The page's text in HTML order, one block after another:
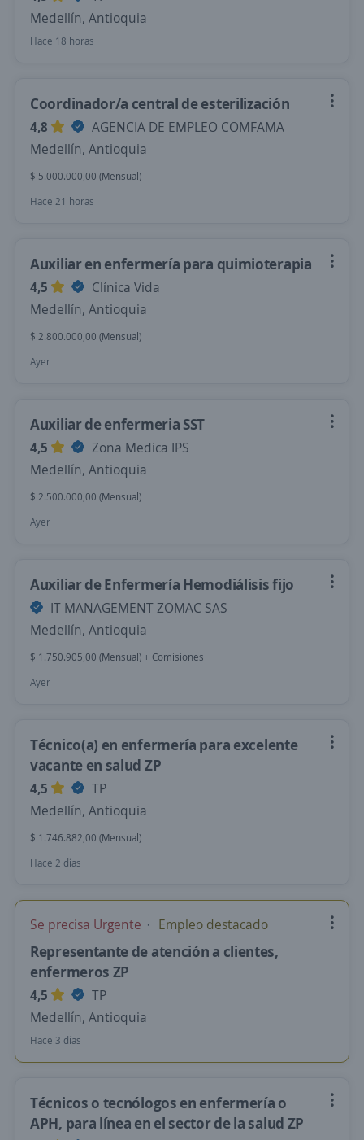
Medellín, Antioquia
Hace 18 horas
Coordinador/a central de esterilización
4,8
AGENCIA DE EMPLEO COMFAMA
Medellín, Antioquia
$ 5.000.000,00 (Mensual)
Hace 21 horas
Auxiliar en enfermería para quimioterapia
4,5
Clínica Vida
Medellín, Antioquia
$ 2.800.000,00 (Mensual)
Ayer
Auxiliar de enfermeria SST
4,5
Zona Medica IPS
Medellín, Antioquia
$ 2.500.000,00 (Mensual)
Ayer
Auxiliar de Enfermería Hemodiálisis fijo
IT MANAGEMENT ZOMAC SAS
Medellín, Antioquia
$ 1.750.905,00 (Mensual) + Comisiones
Ayer
Técnico(a) en enfermería para excelente
vacante en salud ZP
4,5
TP
Medellín, Antioquia
$ 1.746.882,00 (Mensual)
Hace 2 días
Se precisa Urgente Empleo destacado
Representante de atención a clientes,
enfermeros ZP
4,5
TP
Medellín, Antioquia
Hace 3 días
Técnicos o tecnólogos en enfermería o
APH, para línea en el sector de la salud ZP